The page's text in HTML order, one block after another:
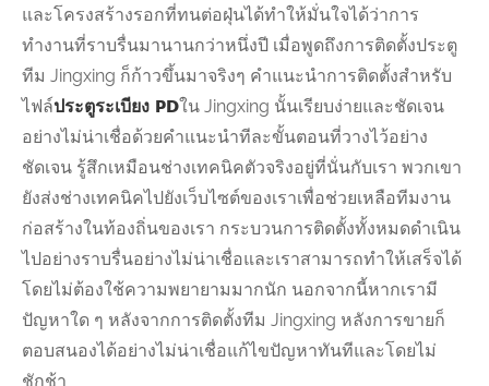
และโครงสร้างรอกที่ทนต่อฝุ่นได้ทำให้มั่นใจได้ว่าการ
ทำงานที่ราบรื่นมานานกว่าหนึ่งปี เมื่อพูดถึงการติดตั้งประตู
ทีม Jingxing ก็ก้าวขึ้นมาจริงๆ คำแนะนำการติดตั้งสำหรับ
ไฟล์ประตูระเบียง PDใน Jingxing นั้นเรียบง่ายและชัดเจน
อย่างไม่น่าเชื่อด้วยคำแนะนำทีละขั้นตอนที่วางไว้อย่าง
ชัดเจน รู้สึกเหมือนช่างเทคนิคตัวจริงอยู่ที่นั่นกับเรา พวกเขา
ยังส่งช่างเทคนิคไปยังเว็บไซต์ของเราเพื่อช่วยเหลือทีมงาน
ก่อสร้างในท้องถิ่นของเรา กระบวนการติดตั้งทั้งหมดดำเนิน
ไปอย่างราบรื่นอย่างไม่น่าเชื่อและเราสามารถทำให้เสร็จได้
โดยไม่ต้องใช้ความพยายามมากนัก นอกจากนี้หากเรามี
ปัญหาใด ๆ หลังจากการติดตั้งทีม Jingxing หลังการขายก็
ตอบสนองได้อย่างไม่น่าเชื่อแก้ไขปัญหาทันทีและโดยไม่
ชักช้า